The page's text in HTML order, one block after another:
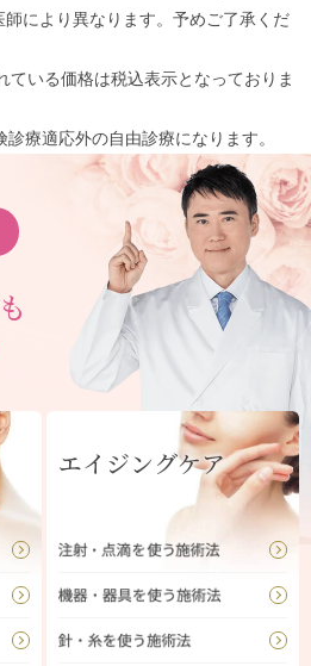
師により異なります。予めご了承くだ
いる価格は税込表示となっておりま
療適応外の自由診療になります。
エイジングケア